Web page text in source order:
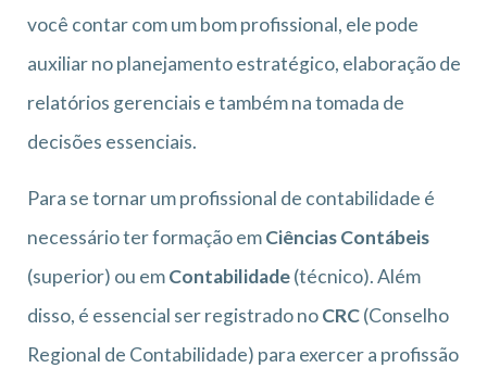
você contar com um bom profissional, ele pode
auxiliar no planejamento estratégico, elaboração de
relatórios gerenciais e também na tomada de
decisões essenciais.
Para se tornar um profissional de contabilidade é
necessário ter formação emCiências Contábeis
(superior) ou emContabilidade(técnico). Além
disso, é essencial ser registrado noCRC(Conselho
Regional de Contabilidade) para exercer a profissão